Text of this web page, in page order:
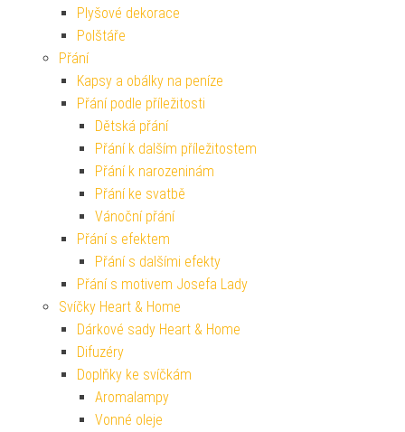
Plyšové dekorace
Polštáře
Přání
Kapsy a obálky na peníze
Přání podle příležitosti
Dětská přání
Přání k dalším příležitostem
Přání k narozeninám
Přání ke svatbě
Vánoční přání
Přání s efektem
Přání s dalšími efekty
Přání s motivem Josefa Lady
Svíčky Heart & Home
Dárkové sady Heart & Home
Difuzéry
Doplňky ke svíčkám
Aromalampy
Vonné oleje